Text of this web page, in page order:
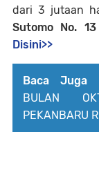
dari 3 jutaan
Sutomo No.
Disini>>
Baca Juga
BULAN
PEKANBARU